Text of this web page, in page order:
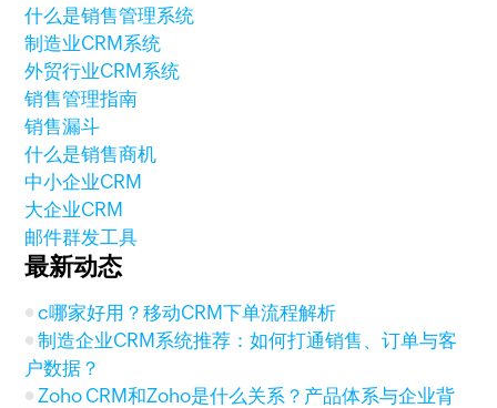
什么是销售管理系统
制造业CRM系统
外贸行业CRM系统
销售管理指南
销售漏斗
什么是销售商机
中小企业CRM
大企业CRM
邮件群发工具
最新动态
c哪家好用？移动CRM下单流程解析
制造企业CRM系统推荐：如何打通销售、订单与客
户数据？
Zoho CRM和Zoho是什么关系？产品体系与企业背